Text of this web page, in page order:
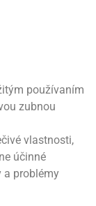
používaním
zubnou
vlastnosti,
účinné
a problémy